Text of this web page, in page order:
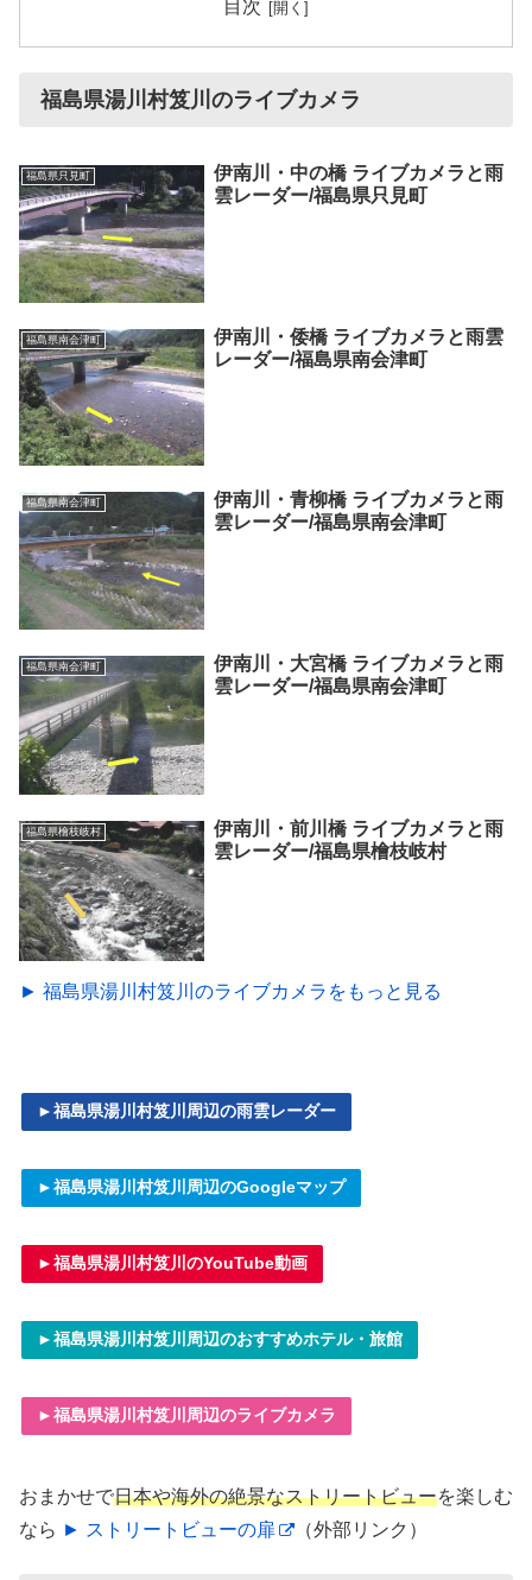
目次
福島県湯川村笈川のライブカメラ
福島県只見町
伊南川・中の橋 ライブカメラと雨
雲レーダー/福島県只見町
福島県南会津町
伊南川・倭橋 ライブカメラと雨雲
レーダー/福島県南会津町
福島県南会津町
伊南川・青柳橋 ライブカメラと雨
雲レーダー/福島県南会津町
福島県南会津町
伊南川・大宮橋 ライブカメラと雨
雲レーダー/福島県南会津町
福島県檜枝岐村
伊南川・前川橋 ライブカメラと雨
雲レーダー/福島県檜枝岐村
► 福島県湯川村笈川のライブカメラをもっと見る
►福島県湯川村笈川周辺の雨雲レーダー
►福島県湯川村笈川周辺のGoogleマップ
►福島県湯川村笈川のYouTube動画
►福島県湯川村笈川周辺のおすすめホテル・旅館
►福島県湯川村笈川周辺のライブカメラ
おまかせで日本や海外の絶景なストリートビューを楽しむ
なら ► ストリートビューの扉 （外部リンク）